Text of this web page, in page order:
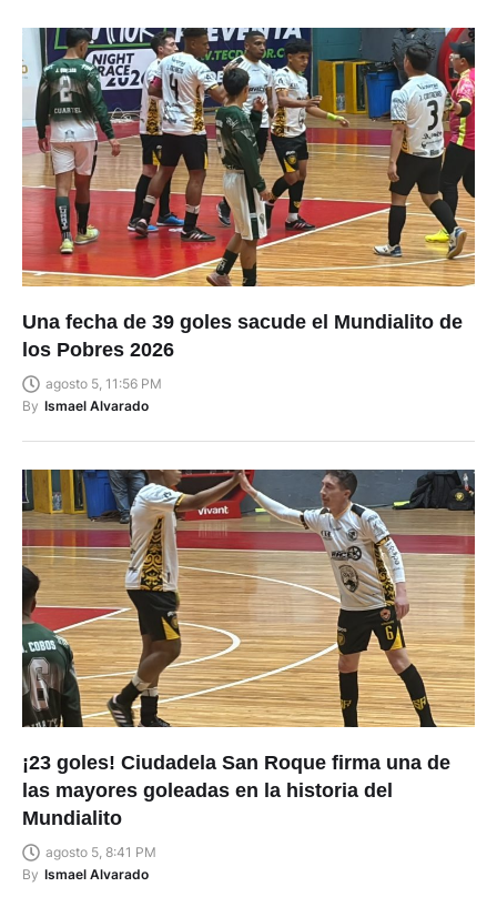
Una fecha de 39 goles sacude el Mundialito de
los Pobres 2026
agosto 5, 11:56 PM
By Ismael Alvarado
¡23 goles! Ciudadela San Roque firma una de
las mayores goleadas en la historia del
Mundialito
agosto 5, 8:41 PM
By Ismael Alvarado